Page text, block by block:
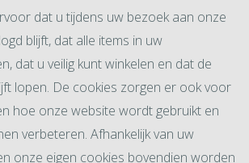
dat u tijdens uw bezoek aan onze
blijft, dat alle items in uw
dat u veilig kunt winkelen en dat de
lopen. De cookies zorgen er ook voor
hoe onze website wordt gebruikt en
verbeteren. Afhankelijk van uw
onze eigen cookies bovendien worden